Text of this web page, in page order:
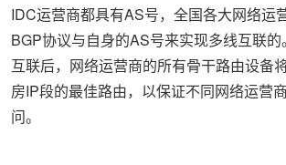
IDC运营商都具有AS号，全国各大网络运
BGP协议与自身的AS号来实现多线互联
互联后，网络运营商的所有骨干路由设备
房IP段的最佳路由，以保证不同网络运营
问。